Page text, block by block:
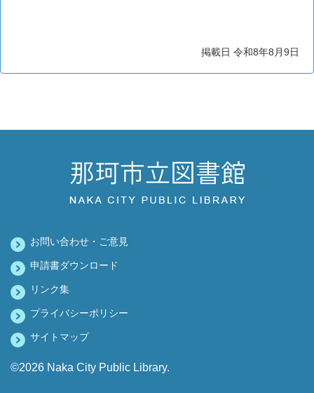
掲載日 令和8年8月9日
お問い合わせ・ご意見
申請書ダウンロード
リンク集
プライバシーポリシー
サイトマップ
©2026 Naka City Public Library.